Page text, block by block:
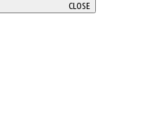
CLOSE